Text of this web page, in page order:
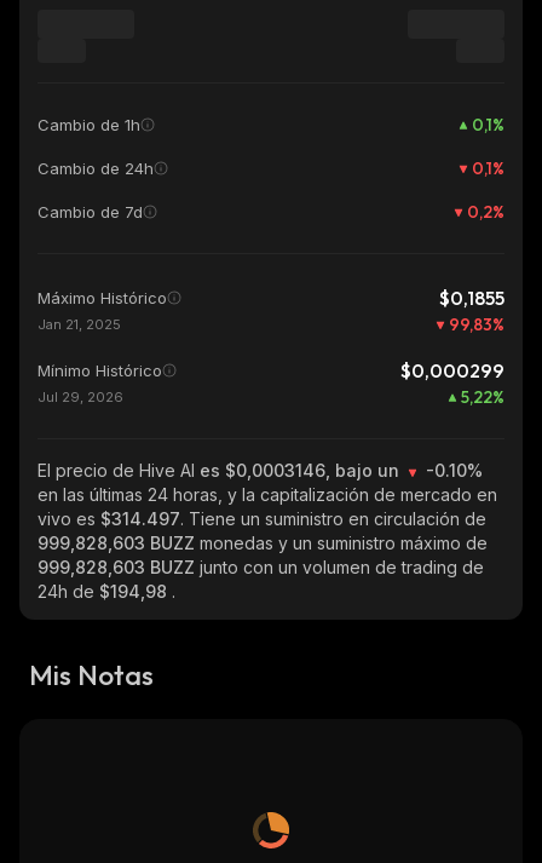
Cambio de 1h 0,1%
Cambio de 24h 0,1%
Cambio de 7d 0,2%
Máximo Histórico $0,1855
Jan 21, 2025 99,83%
Mínimo Histórico $0,000299
Jul 29, 2026 5,22%
El precio de Hive AI es $0,0003146, bajo un
-0.10%
en las últimas 24 horas, y la capitalización de mercado en
vivo es $314.497. Tiene un suministro en circulación de
999,828,603 BUZZ monedas y un suministro máximo de
999,828,603 BUZZ junto con un volumen de trading de
24h de $194,98 .
Mis Notas